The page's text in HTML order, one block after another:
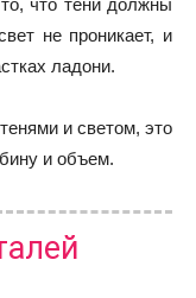
что тени должны
не проникает, и
ладони.
и светом, это
и объем.